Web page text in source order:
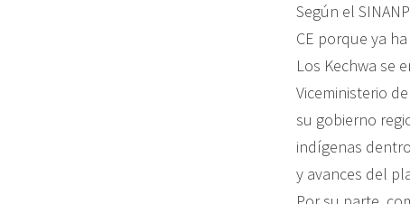
Según el
CE porque ya
Los Kechwa se
Viceministerio
su gobierno
indígenas
y avances del